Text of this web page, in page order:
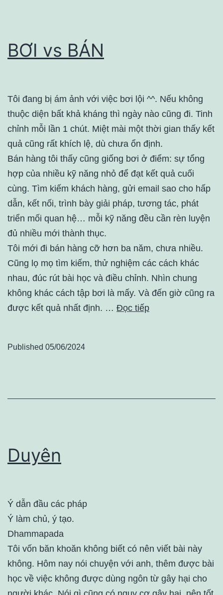
BƠI vs BÁN
Tôi đang bị ám ảnh với việc bơi lội ^^. Nếu không
thuộc diện bất khả kháng thì ngày nào cũng đi. Tinh
chỉnh mỗi lần 1 chút. Miệt mài một thời gian thấy kết
quả cũng rất khích lệ, dù chưa ổn định.
Bán hàng tôi thấy cũng giống bơi ở điểm: sự tổng
hợp của nhiều kỹ năng nhỏ để đạt kết quả cuối
cùng. Tìm kiếm khách hàng, gửi email sao cho hấp
dẫn, kết nối, trình bày giải pháp, tương tác, phát
triển mối quan hệ… mỗi kỹ năng đều cần rèn luyện
đủ nhiều mới thành thục.
Tôi mới đi bán hàng cỡ hơn ba năm, chưa nhiều.
Cũng lọ mọ tìm kiếm, thử nghiệm các cách khác
nhau, đúc rút bài học và điều chỉnh. Nhìn chung
không khác cách tập bơi là mấy. Và đến giờ cũng ra
được kết quả nhất định. … Đọc tiếp
Published 05/06/2024
Duyên
Ý dẫn đầu các pháp
Ý làm chủ, ý tạo.
Dhammapada
Tôi vốn băn khoăn không biết có nên viết bài này
không. Hôm nay nói chuyện với anh, thêm được bài
học về việc không được dùng ngôn từ gây hại cho